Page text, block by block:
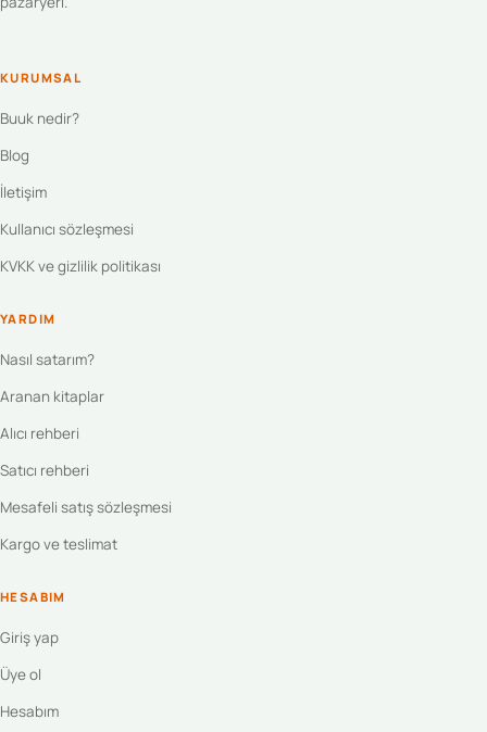
KURUMSAL
Buuk nedir?
Blog
İletişim
Kullanıcı sözleşmesi
KVKK ve gizlilik politikası
YARDIM
Nasıl satarım?
Aranan kitaplar
Alıcı rehberi
Satıcı rehberi
Mesafeli satış sözleşmesi
Kargo ve teslimat
HESABIM
Giriş yap
Üye ol
Hesabım